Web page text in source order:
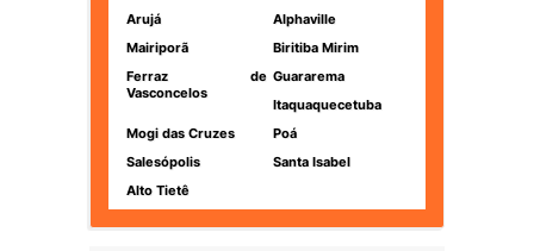
Arujá
Alphaville
Mairiporã
Biritiba Mirim
Ferraz de
Vasconcelos
Guararema
Itaquaquecetuba
Mogi das Cruzes
Poá
Salesópolis
Santa Isabel
Alto Tietê